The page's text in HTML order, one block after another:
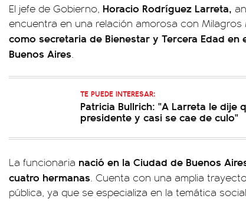
El jefe de Gobierno, Horacio Rodríguez Larreta,
encuentra en una relación amorosa con Milagros
como secretaria de Bienestar y Tercera Edad
Buenos Aires.
TE PUEDE INTERESAR:
Patricia Bullrich: "A Larreta le dije
presidente y casi se cae de culo"
La funcionaria nació en la Ciudad de Buenos
cuatro hermanas. Cuenta con una amplia
pública, ya que se especializa en la temática